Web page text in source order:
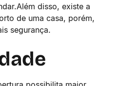
disso, existe a
de uma casa, porém,
segurança.